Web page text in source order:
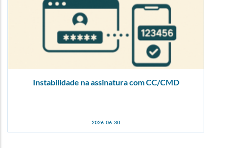
Instabilidade na assinatura com CC/CMD
2026-06-30